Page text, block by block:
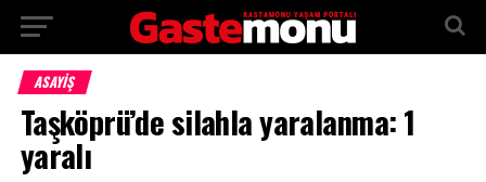
ASAYİŞ
Taşköprü’de silahla yaralanma: 1
yaralı